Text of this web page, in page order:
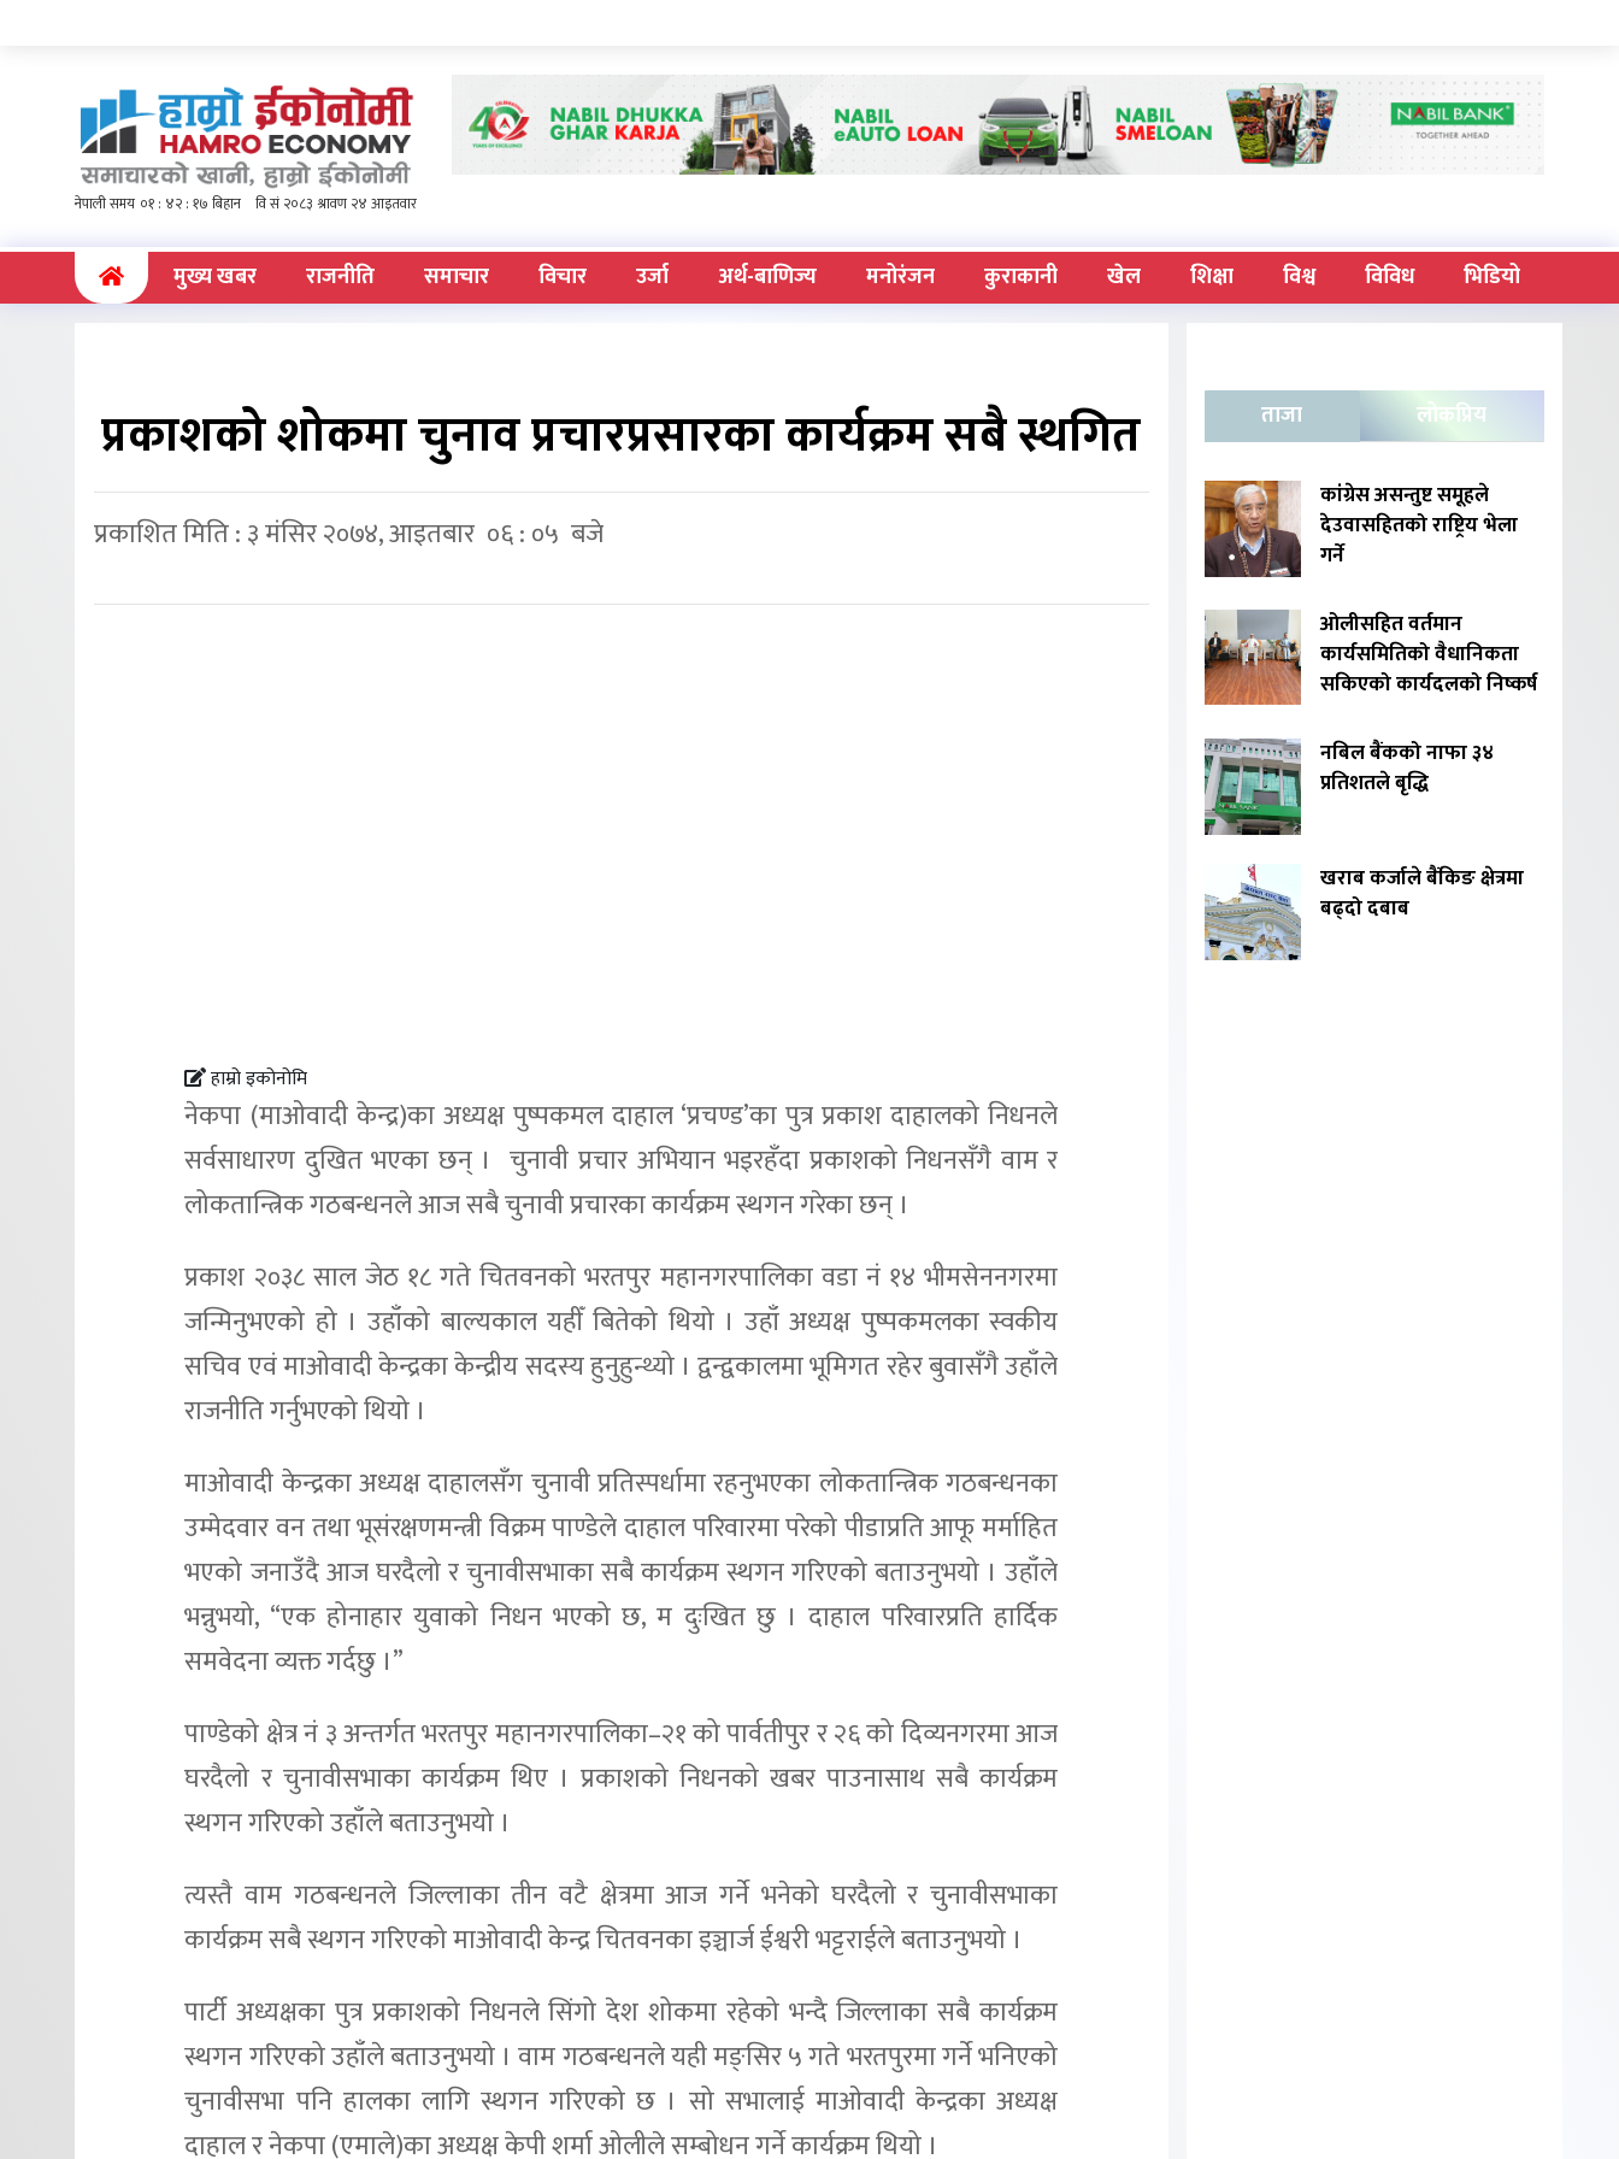
(current)मुख्य खबर राजनीति समाचार विचार उर्जा अर्थ-बाणिज्य मनोरंजन कुराकानी खेल शिक्षा विश्व विविध भिडियो
प्रकाशको शोकमा चुनाव प्रचारप्रसारका कार्यक्रम सबै स्थगित
प्रकाशित मिति : ३ मंसिर २०७४, आइतबार ०६ : ०५ बजे
हाम्रो इकोनोमि
नेकपा (माओवादी केन्द्र)का अध्यक्ष पुष्पकमल दाहाल ‘प्रचण्ड’का पुत्र प्रकाश दाहालको निधनले
सर्वसाधारण दुखित भएका छन् । चुनावी प्रचार अभियान भइरहँदा प्रकाशको निधनसँगै वाम र
लोकतान्त्रिक गठबन्धनले आज सबै चुनावी प्रचारका कार्यक्रम स्थगन गरेका छन् ।
प्रकाश २०३८ साल जेठ १८ गते चितवनको भरतपुर महानगरपालिका वडा नं १४ भीमसेननगरमा
जन्मिनुभएको हो । उहाँको बाल्यकाल यहीँ बितेको थियो । उहाँ अध्यक्ष पुष्पकमलका स्वकीय
सचिव एवं माओवादी केन्द्रका केन्द्रीय सदस्य हुनुहुन्थ्यो । द्वन्द्वकालमा भूमिगत रहेर बुवासँगै उहाँले
राजनीति गर्नुभएको थियो ।
माओवादी केन्द्रका अध्यक्ष दाहालसँग चुनावी प्रतिस्पर्धामा रहनुभएका लोकतान्त्रिक गठबन्धनका
उम्मेदवार वन तथा भूसंरक्षणमन्त्री विक्रम पाण्डेले दाहाल परिवारमा परेको पीडाप्रति आफू मर्माहित
भएको जनाउँदै आज घरदैलो र चुनावीसभाका सबै कार्यक्रम स्थगन गरिएको बताउनुभयो । उहाँले
भन्नुभयो, “एक होनाहार युवाको निधन भएको छ, म दुःखित छु । दाहाल परिवारप्रति हार्दिक
समवेदना व्यक्त गर्दछु ।”
पाण्डेको क्षेत्र नं ३ अन्तर्गत भरतपुर महानगरपालिका–२१ को पार्वतीपुर र २६ को दिव्यनगरमा आज
घरदैलो र चुनावीसभाका कार्यक्रम थिए । प्रकाशको निधनको खबर पाउनासाथ सबै कार्यक्रम
स्थगन गरिएको उहाँले बताउनुभयो ।
त्यस्तै वाम गठबन्धनले जिल्लाका तीन वटै क्षेत्रमा आज गर्ने भनेको घरदैलो र चुनावीसभाका
कार्यक्रम सबै स्थगन गरिएको माओवादी केन्द्र चितवनका इञ्चार्ज ईश्वरी भट्टराईले बताउनुभयो ।
पार्टी अध्यक्षका पुत्र प्रकाशको निधनले सिंगो देश शोकमा रहेको भन्दै जिल्लाका सबै कार्यक्रम
स्थगन गरिएको उहाँले बताउनुभयो । वाम गठबन्धनले यही मङ्सिर ५ गते भरतपुरमा गर्ने भनिएको
चुनावीसभा पनि हालका लागि स्थगन गरिएको छ । सो सभालाई माओवादी केन्द्रका अध्यक्ष
दाहाल र नेकपा (एमाले)का अध्यक्ष केपी शर्मा ओलीले सम्बोधन गर्ने कार्यक्रम थियो ।
ताजा लोकप्रिय
कांग्रेस असन्तुष्ट समूहले
देउवासहितको राष्ट्रिय भेला
गर्ने
ओलीसहित वर्तमान
कार्यसमितिको वैधानिकता
सकिएको कार्यदलको निष्कर्ष
नबिल बैंकको नाफा ३४
प्रतिशतले बृद्धि
खराब कर्जाले बैंकिङ क्षेत्रमा
बढ्दो दबाब